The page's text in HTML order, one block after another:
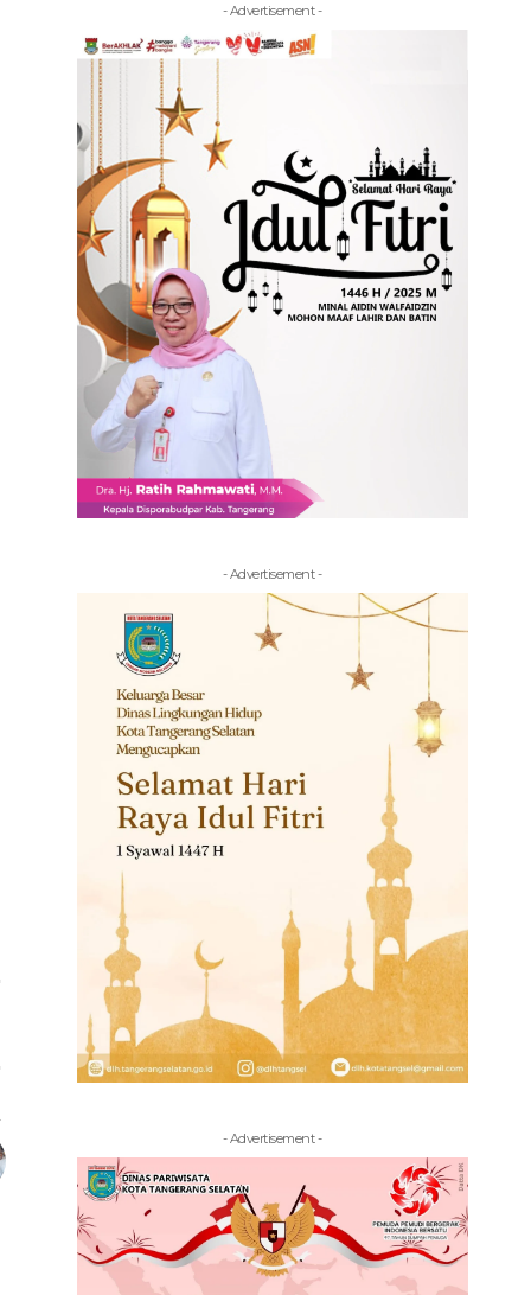
- Advertisement -
- Advertisement -
- Advertisement -